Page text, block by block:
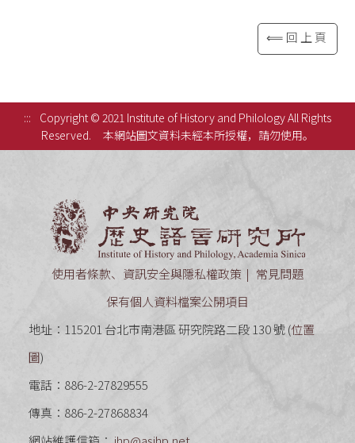
⟸回上頁
:::
Copyright © 2021 Institute of History and Philology All Rights
Reserved.
本網站圖文資料未經本所授權，請勿使用。
使用者條款、資訊安全與隱私權政策
常見問題
保有個人資料檔案公開項目
地址：115201 台北市南港區 研究院路二段 130 號 (位置
圖)
電話：886-2-27829555
傳真：886-2-27868834